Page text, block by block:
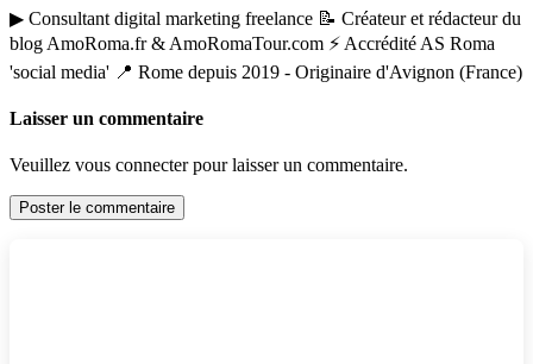
▶ Consultant digital marketing freelance 📝 Créateur et rédacteur du
blog AmoRoma.fr & AmoRomaTour.com ⚡ Accrédité AS Roma
'social media' 📍 Rome depuis 2019 - Originaire d'Avignon (France)
Laisser un commentaire
Veuillez vous connecter pour laisser un commentaire.